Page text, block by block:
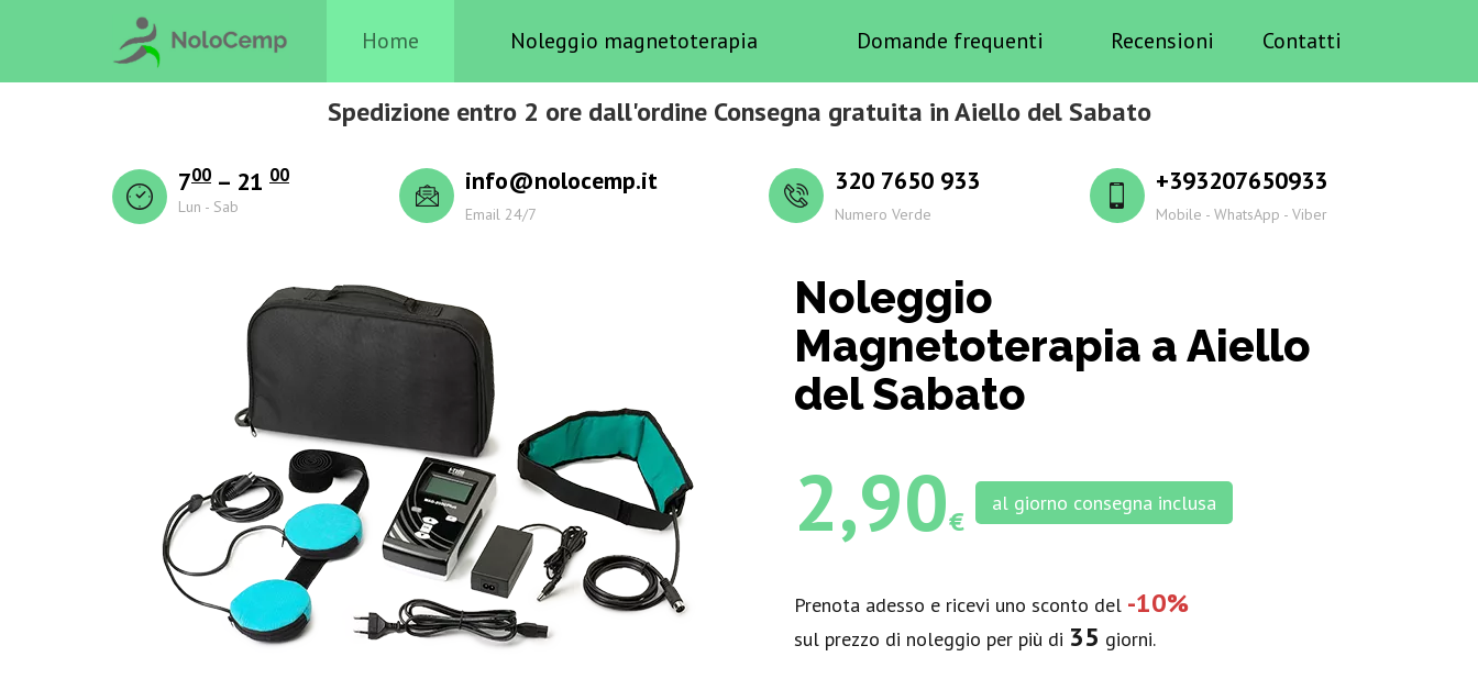
Home Noleggio magnetoterapia Domande frequenti Recensioni Contatti
Spedizione entro 2 ore dall'ordine Consegna gratuita in Aiello del Sabato
700 – 21 00
Lun - Sab
info@nolocemp.it
Email 24/7
320 7650 933
Numero Verde
+393207650933
Mobile - WhatsApp - Viber
Noleggio
Magnetoterapia a Aiello
del Sabato
2,90€
al giorno consegna inclusa
Prenota adesso e ricevi uno sconto del -10%
sul prezzo di noleggio per più di 35 giorni.